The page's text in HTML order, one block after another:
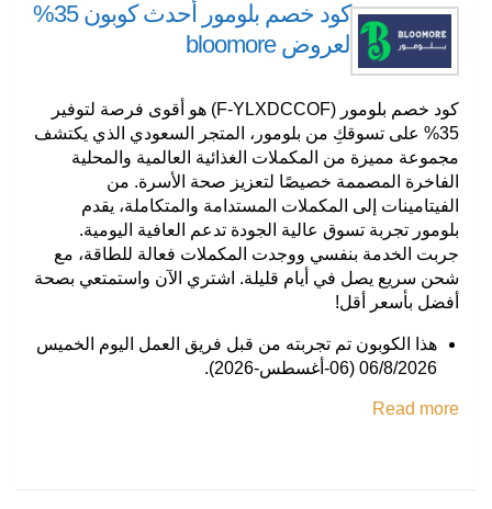
كود خصم بلومور أحدث كوبون 35%
لعروض bloomore
كود خصم بلومور (F-YLXDCCOF) هو أقوى فرصة لتوفير
35% على تسوقكِ من بلومور، المتجر السعودي الذي يكتشف
مجموعة مميزة من المكملات الغذائية العالمية والمحلية
الفاخرة المصممة خصيصًا لتعزيز صحة الأسرة. من
الفيتامينات إلى المكملات المستدامة والمتكاملة، يقدم
بلومور تجربة تسوق عالية الجودة تدعم العافية اليومية.
جربت الخدمة بنفسي ووجدت المكملات فعالة للطاقة، مع
شحن سريع يصل في أيام قليلة. اشتري الآن واستمتعي بصحة
أفضل بأسعر أقل!
هذا الكوبون تم تجربته من قبل فريق العمل اليوم الخميس
06/8/2026 (06-أغسطس-2026).
Read more